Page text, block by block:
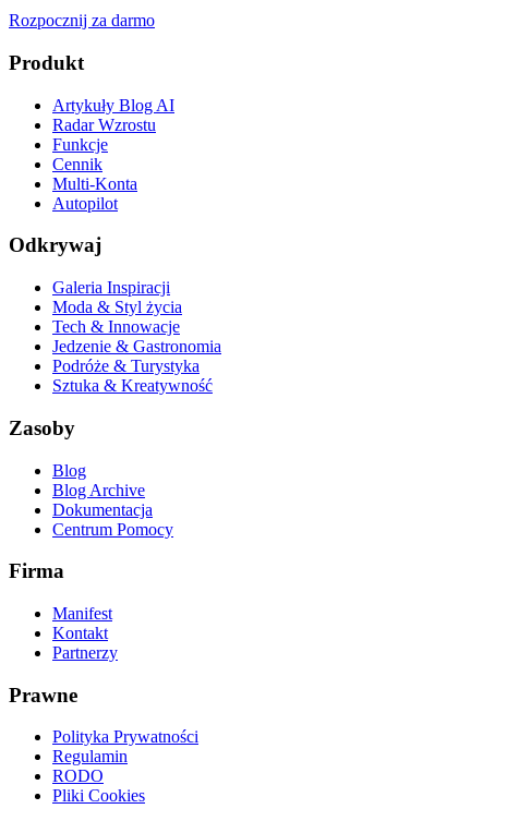
Rozpocznij za darmo
Produkt
Artykuły Blog AI
Radar Wzrostu
Funkcje
Cennik
Multi-Konta
Autopilot
Odkrywaj
Galeria Inspiracji
Moda & Styl życia
Tech & Innowacje
Jedzenie & Gastronomia
Podróże & Turystyka
Sztuka & Kreatywność
Zasoby
Blog
Blog Archive
Dokumentacja
Centrum Pomocy
Firma
Manifest
Kontakt
Partnerzy
Prawne
Polityka Prywatności
Regulamin
RODO
Pliki Cookies